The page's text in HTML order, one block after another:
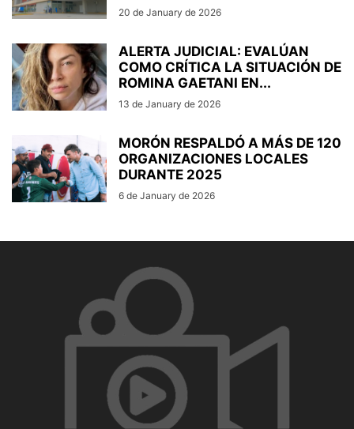
20 de January de 2026
ALERTA JUDICIAL: EVALÚAN
COMO CRÍTICA LA SITUACIÓN DE
ROMINA GAETANI EN...
13 de January de 2026
MORÓN RESPALDÓ A MÁS DE 120
ORGANIZACIONES LOCALES
DURANTE 2025
6 de January de 2026